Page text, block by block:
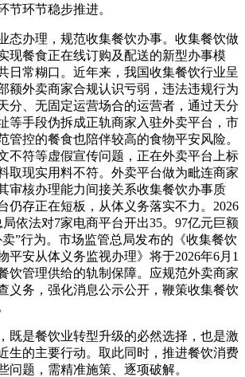
节环节稳步推进。
办理，规范收集餐饮办事。收集餐饮做
现餐食正在线订购及配送的新型办事模
日常糊口。近年来，我国收集餐饮行业呈
额外卖商家合规认识亏弱，违法违规行为
分、无固定运营场合的运营者，通过天分
等手段伪拆成正轨商家入驻外卖平台，市
管控的餐食也陪伴较高的食物平安风险。
不符等虚假宣传问题，正在外卖平台上标
取现实用料不符。外卖平台做为毗连商家
审核办理能力间接关系收集餐饮办事质
仍存正在短板，从体义务落实不力。2026
依法对7家电商平台开出35。97亿元巨额
”行为。市场监管总局发布的《收集餐饮
平安从体义务监视办理》将于2026年6月1
饮管理供给的轨制保障。应规范外卖商家
义务，强化消息公示公开，鞭策收集餐饮
是餐饮业转型升级的必然选择，也是激
生的主要行动。取此同时，推进餐饮消费
问题，需精准施策、逐项破解。